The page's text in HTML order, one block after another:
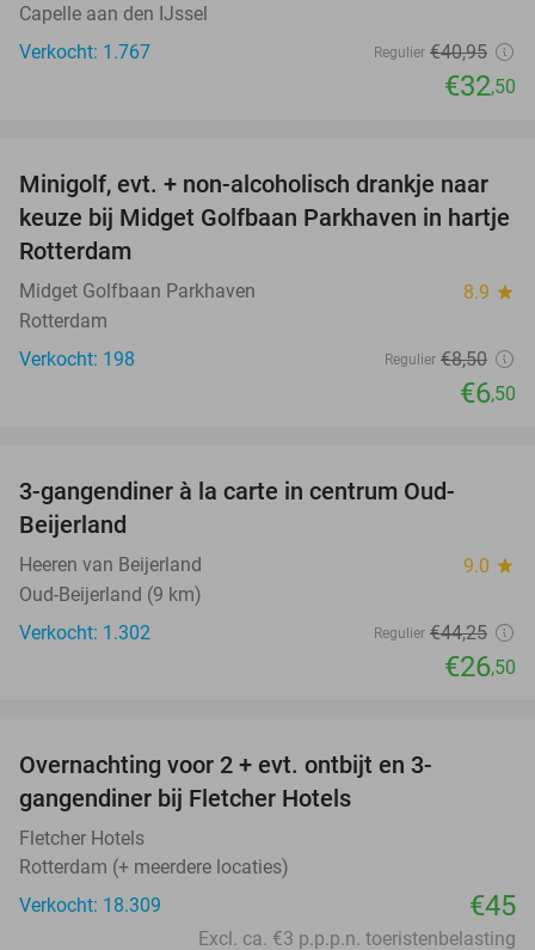
Capelle aan den IJssel
Verkocht: 1.767
Regulier €40,95
€32,50
24%
Minigolf, evt. + non-alcoholisch drankje naar
keuze bij Midget Golfbaan Parkhaven in hartje
Rotterdam
Midget Golfbaan Parkhaven 8.9 star
Rotterdam
Verkocht: 198
Regulier €8,50
€6,50
3-gangendiner à la carte in centrum Oud-
Beijerland
Heeren van Beijerland 9.0 star
Oud-Beijerland (9 km)
Verkocht: 1.302
Regulier €44,25
€26,50
Overnachting voor 2 + evt. ontbijt en 3-
gangendiner bij Fletcher Hotels
Fletcher Hotels
Rotterdam (+ meerdere locaties)
Verkocht: 18.309
€45
Excl. ca. €3 p.p.p.n. toeristenbelasting